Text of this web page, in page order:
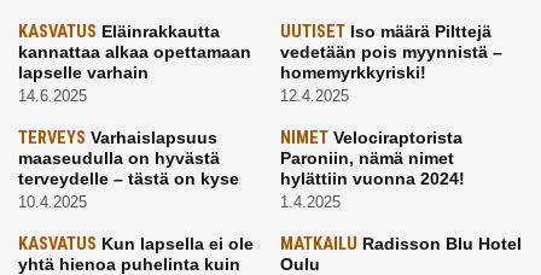
KASVATUS Eläinrakkautta
kannattaa alkaa opettamaan
lapselle varhain
14.6.2025
UUTISETIso määrä Pilttejä
vedetään pois myynnistä –
homemyrkkyriski!
12.4.2025
TERVEYS Varhaislapsuus
maaseudulla on hyvästä
terveydelle – tästä on kyse
10.4.2025
NIMETVelociraptorista
Paroniin, nämä nimet
hylättiin vuonna 2024!
1.4.2025
KASVATUS Kun lapsella ei ole
yhtä hienoa puhelinta kuin
MATKAILU Radisson Blu Hotel
Oulu